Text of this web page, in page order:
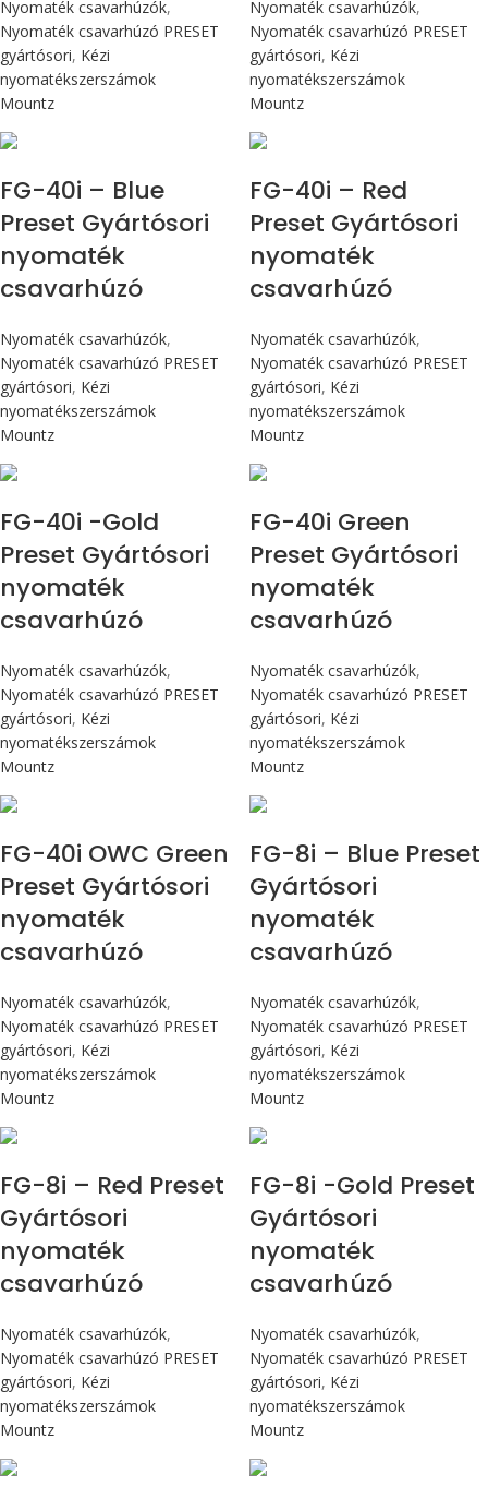
Nyomaték csavarhúzók,
Nyomaték csavarhúzó PRESET
gyártósori, Kézi
nyomatékszerszámok
Mountz
Nyomaték csavarhúzók,
Nyomaték csavarhúzó PRESET
gyártósori, Kézi
nyomatékszerszámok
Mountz
FG-40i – Blue
Preset Gyártósori
nyomaték
csavarhúzó
Nyomaték csavarhúzók,
Nyomaték csavarhúzó PRESET
gyártósori, Kézi
nyomatékszerszámok
Mountz
FG-40i – Red
Preset Gyártósori
nyomaték
csavarhúzó
Nyomaték csavarhúzók,
Nyomaték csavarhúzó PRESET
gyártósori, Kézi
nyomatékszerszámok
Mountz
FG-40i -Gold
Preset Gyártósori
nyomaték
csavarhúzó
Nyomaték csavarhúzók,
Nyomaték csavarhúzó PRESET
gyártósori, Kézi
nyomatékszerszámok
Mountz
FG-40i Green
Preset Gyártósori
nyomaték
csavarhúzó
Nyomaték csavarhúzók,
Nyomaték csavarhúzó PRESET
gyártósori, Kézi
nyomatékszerszámok
Mountz
FG-40i OWC Green
Preset Gyártósori
nyomaték
csavarhúzó
Nyomaték csavarhúzók,
Nyomaték csavarhúzó PRESET
gyártósori, Kézi
nyomatékszerszámok
Mountz
FG-8i – Blue Preset
Gyártósori
nyomaték
csavarhúzó
Nyomaték csavarhúzók,
Nyomaték csavarhúzó PRESET
gyártósori, Kézi
nyomatékszerszámok
Mountz
FG-8i – Red Preset
Gyártósori
nyomaték
csavarhúzó
Nyomaték csavarhúzók,
Nyomaték csavarhúzó PRESET
gyártósori, Kézi
nyomatékszerszámok
Mountz
FG-8i -Gold Preset
Gyártósori
nyomaték
csavarhúzó
Nyomaték csavarhúzók,
Nyomaték csavarhúzó PRESET
gyártósori, Kézi
nyomatékszerszámok
Mountz